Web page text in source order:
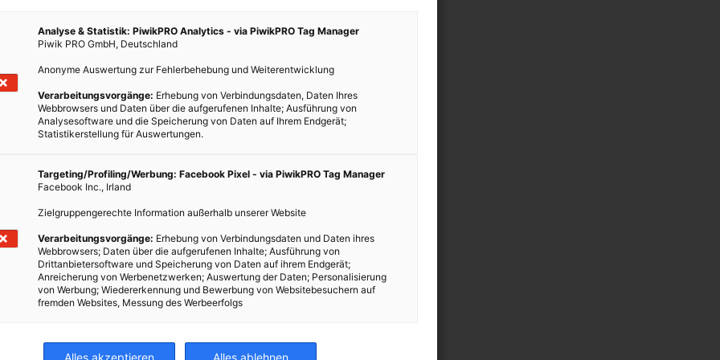
schließlich im Rahmen ihrer Masterarbeit: eine
einer versandoptimierten Verpackung, damit der Honig nicht
Gläsern geliefert werden muss, sondern
den flachen Nachfüllpacks, die nebenbei noch ressourcen-
Honig dann in ein Glas umgefüllt werden.
registrieren und ihren Honig auf der Onlineplattform
sich bequem vom Sofa aus über Imker aus der
Honig direkt online bestellen. Gerade in der Stadt, wo Imker
nearBees eine gute Möglichkeit dar, sichtbar zu werden.
München, weitet sich aber nach und nach auf ganz
inzwischen mit zahlreichen Nachhaltigkeits-Preisen
Analyse & Statistik: PiwikPRO Analytics - via PiwikPRO Tag Manager
Piwik PRO GmbH, Deutschland
Anonyme Auswertung zur Fehlerbehebung und Weiterentwicklung
Verarbeitungsvorgänge: Erhebung von Verbindungsdaten, Daten Ihres
Webbrowsers und Daten über die aufgerufenen Inhalte; Ausführung von
Analysesoftware und die Speicherung von Daten auf Ihrem Endgerät;
Statistikerstellung für Auswertungen.
Targeting/Profiling/Werbung: Facebook Pixel - via PiwikPRO Tag Manager
Facebook Inc., Irland
Zielgruppengerechte Information außerhalb unserer Website
Verarbeitungsvorgänge: Erhebung von Verbindungsdaten und Daten ihres
Webbrowsers; Daten über die aufgerufenen Inhalte; Ausführung von
Drittanbietersoftware und Speicherung von Daten auf ihrem Endgerät;
Anreicherung von Werbenetzwerken; Auswertung der Daten; Personalisierung
von Werbung; Wiedererkennung und Bewerbung von Websitebesuchern auf
fremden Websites, Messung des Werbeerfolgs
Alles akzeptieren Alles ablehnen